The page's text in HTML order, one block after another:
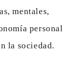
mentales,
personal
la sociedad.